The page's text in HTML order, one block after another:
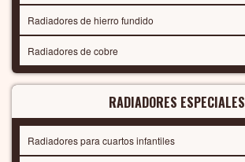
Radiadores de hierro fundido
Radiadores de cobre
RADIADORES ESPECIALES
Radiadores para cuartos infantiles